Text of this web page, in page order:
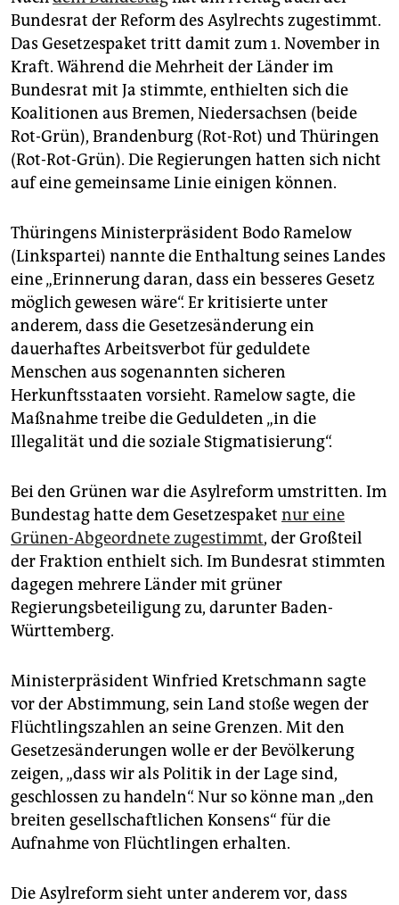
abo
genossenschaft
epaper login
Bundesrat der Reform des Asylrechts zugestimmt.
Das Gesetzespaket tritt damit zum 1. November in
Kraft. Während die Mehrheit der Länder im
Bundesrat mit Ja stimmte, enthielten sich die
Koalitionen aus Bremen, Niedersachsen (beide
Rot-Grün), Brandenburg (Rot-Rot) und Thüringen
(Rot-Rot-Grün). Die Regierungen hatten sich nicht
auf eine gemeinsame Linie einigen können.
Thüringens Ministerpräsident Bodo Ramelow
(Linkspartei) nannte die Enthaltung seines Landes
eine „Erinnerung daran, dass ein besseres Gesetz
möglich gewesen wäre“. Er kritisierte unter
anderem, dass die Gesetzesänderung ein
dauerhaftes Arbeitsverbot für geduldete
Menschen aus sogenannten sicheren
Herkunftsstaaten vorsieht. Ramelow sagte, die
Maßnahme treibe die Geduldeten „in die
Illegalität und die soziale Stigmatisierung“.
Bei den Grünen war die Asylreform umstritten. Im
Bundestag hatte dem Gesetzespaket nur eine
Grünen-Abgeordnete zugestimmt, der Großteil
der Fraktion enthielt sich. Im Bundesrat stimmten
dagegen mehrere Länder mit grüner
Regierungsbeteiligung zu, darunter Baden-
Württemberg.
Ministerpräsident Winfried Kretschmann sagte
vor der Abstimmung, sein Land stoße wegen der
Flüchtlingszahlen an seine Grenzen. Mit den
Gesetzesänderungen wolle er der Bevölkerung
zeigen, „dass wir als Politik in der Lage sind,
geschlossen zu handeln“. Nur so könne man „den
breiten gesellschaftlichen Konsens“ für die
Aufnahme von Flüchtlingen erhalten.
Die Asylreform sieht unter anderem vor, dass